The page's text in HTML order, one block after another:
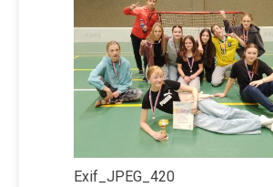
Exif_JPEG_420